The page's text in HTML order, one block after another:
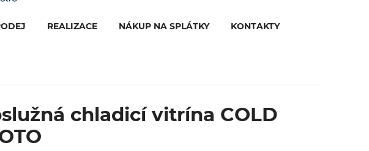
REALIZACE NÁKUP NA SPLÁTKY KONTAKTY
chladicí vitrína COLD